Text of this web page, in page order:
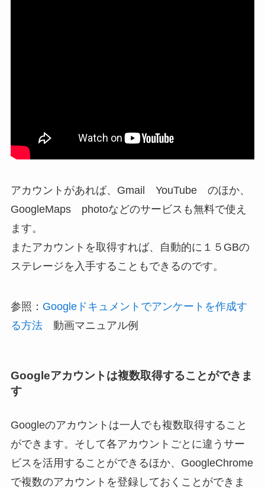
アカウントがあれば、Gmail YouTube のほか、
GoogleMaps photoなどのサービスも無料で使え
ます。
またアカウントを取得すれば、自動的に１５GBの
ステレージを入手することもできるのです。
参照： Googleドキュメントでアンケートを作成す
る方法動画マニュアル例
Googleアカウントは複数取得することができま
す
Googleのアカウントは一人でも複数取得すること
ができます。そして各アカウントごとに違うサー
ビスを活用することができるほか、GoogleChrome
で複数のアカウントを登録しておくことができま